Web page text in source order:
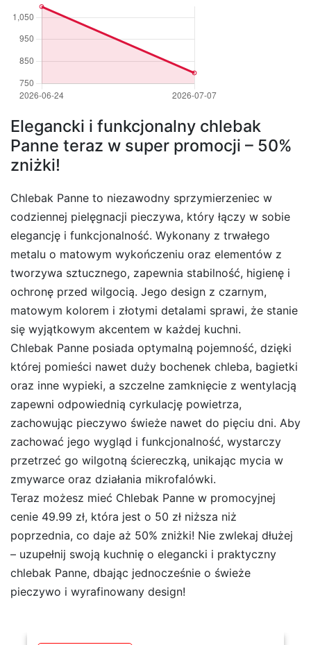
Elegancki i funkcjonalny chlebak
Panne teraz w super promocji – 50%
zniżki!
Chlebak Panne to niezawodny sprzymierzeniec w
codziennej pielęgnacji pieczywa, który łączy w sobie
elegancję i funkcjonalność. Wykonany z trwałego
metalu o matowym wykończeniu oraz elementów z
tworzywa sztucznego, zapewnia stabilność, higienę i
ochronę przed wilgocią. Jego design z czarnym,
matowym kolorem i złotymi detalami sprawi, że stanie
się wyjątkowym akcentem w każdej kuchni.
Chlebak Panne posiada optymalną pojemność, dzięki
której pomieści nawet duży bochenek chleba, bagietki
oraz inne wypieki, a szczelne zamknięcie z wentylacją
zapewni odpowiednią cyrkulację powietrza,
zachowując pieczywo świeże nawet do pięciu dni. Aby
zachować jego wygląd i funkcjonalność, wystarczy
przetrzeć go wilgotną ściereczką, unikając mycia w
zmywarce oraz działania mikrofalówki.
Teraz możesz mieć Chlebak Panne w promocyjnej
cenie 49.99 zł, która jest o 50 zł niższa niż
poprzednia, co daje aż 50% zniżki! Nie zwlekaj dłużej
– uzupełnij swoją kuchnię o elegancki i praktyczny
chlebak Panne, dbając jednocześnie o świeże
pieczywo i wyrafinowany design!